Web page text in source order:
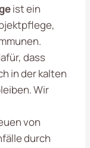
ist ein
dass
in der kalten
Wir
von
durch